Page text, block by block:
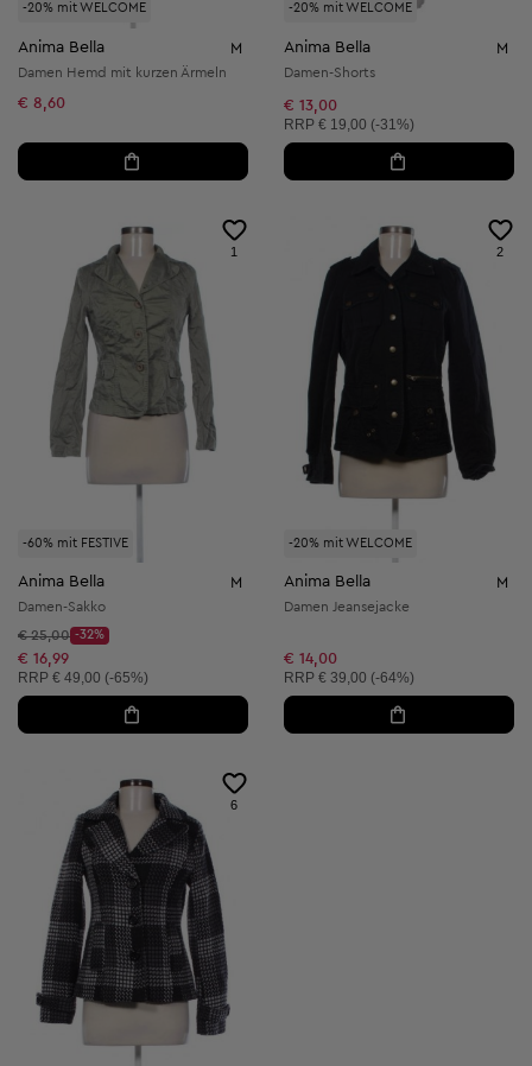
-20% mit WELCOME
Anima Bella M
Damen Hemd mit kurzen Ärmeln
€ 8,60
-20% mit WELCOME
Anima Bella M
Damen-Shorts
€ 13,00
Unverbindliche Preisempfehlung:
RRP € 19,00 (-31%)
-60% mit FESTIVE
1
Anima Bella M
Damen-Sakko
Startpreis:
€ 25,00
Discount Price:
-32%
Reduzierter Preis:
€ 16,99
Unverbindliche Preisempfehlung:
RRP € 49,00 (-65%)
-20% mit WELCOME
2
Anima Bella M
Damen Jeansejacke
€ 14,00
Unverbindliche Preisempfehlung:
RRP € 39,00 (-64%)
6